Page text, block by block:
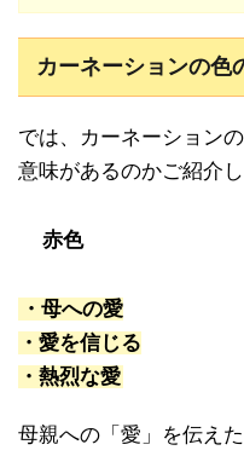
カーネーションの色
では、カーネーション
意味があるのかご紹介し
赤色
・母への愛
・愛を信じる
・熱烈な愛
母親への「愛」を伝え